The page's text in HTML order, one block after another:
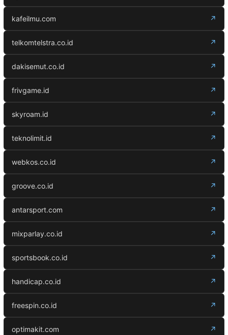
kafeilmu.com ↗
telkomtelstra.co.id ↗
dakisemut.co.id ↗
frivgame.id ↗
skyroam.id ↗
teknolimit.id ↗
webkos.co.id ↗
groove.co.id ↗
antarsport.com ↗
mixparlay.co.id ↗
sportsbook.co.id ↗
handicap.co.id ↗
freespin.co.id ↗
optimakit.com ↗